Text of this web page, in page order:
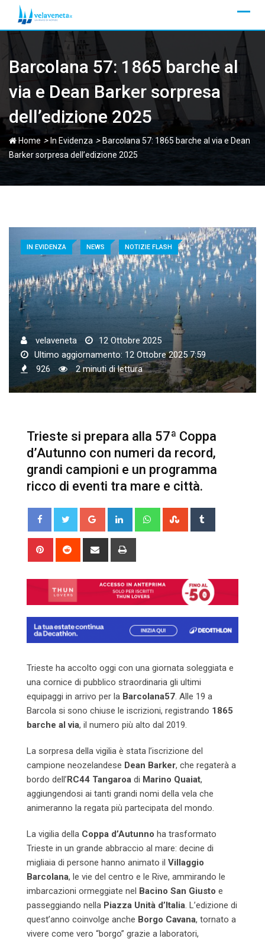
content
Barcolana 57: 1865 barche al
via e Dean Barker sorpresa
dell’edizione 2025
Home > In Evidenza > Barcolana 57: 1865 barche al via e Dean
Barker sorpresa dell’edizione 2025
IN EVIDENZA NEWS NOTIZIE FLASH
velaveneta
12 Ottobre 2025
Ultimo aggiornamento: 12 Ottobre 2025 7:59
926
2 minuti di lettura
Trieste si prepara alla 57ª Coppa
d’Autunno con numeri da record,
grandi campioni e un programma
ricco di eventi tra mare e città.
Google+ LinkedIn WhatsappStumbleUpon
Pinterest Reddit
Share
Trieste ha accolto oggi con una giornata soleggiata e
una cornice di pubblico straordinaria gli ultimi
equipaggi in arrivo per la Barcolana57. Alle 19 a
Barcola si sono chiuse le iscrizioni, registrando 1865
barche al via, il numero più alto dal 2019.
La sorpresa della vigilia è stata l’iscrizione del
campione neozelandese Dean Barker, che regaterà a
bordo dell’RC44 Tangaroa di Marino Quaiat,
aggiungendosi ai tanti grandi nomi della vela che
animeranno la regata più partecipata del mondo.
La vigilia della Coppa d’Autunno ha trasformato
Trieste in un grande abbraccio al mare: decine di
migliaia di persone hanno animato il Villaggio
Barcolana, le vie del centro e le Rive, ammirando le
imbarcazioni ormeggiate nel Bacino San Giusto e
passeggiando nella Piazza Unità d’Italia. L’edizione di
quest’anno coinvolge anche Borgo Cavana, tornato a
vivere come vero “borgo” grazie a laboratori,